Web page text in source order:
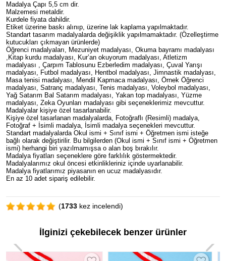
Madalya Çapı 5,5 cm dir.
Malzemesi metaldir.
Kurdele fiyata dahildir.
Etiket üzerine baskı alınıp, üzerine lak kaplama yapılmaktadır.
Standart tasarım madalyalarda değişiklik yapılmamaktadır. (Özelleştirme
kutucukları çıkmayan ürünlerde)
Öğrenci madalyaları, Mezuniyet madalyası, Okuma bayramı madalyası
,Kitap kurdu madalyası, Kur’an okuyorum madalyası, Atletizm
madalyası , Çarpım Tablosunu Ezberledim madalyası, Çuval Yarışı
madalyası, Futbol madalyası, Hentbol madalyası, Jimnastik madalyası,
Masa tenisi madalyası, Mendil Kapmaca madalyası, Örnek Öğrenci
madalyası, Satranç madalyası, Tenis madalyası, Voleybol madalyası,
Yağ Satarım Bal Satarım madalyası, Yakan top madalyası, Yüzme
madalyası, Zeka Oyunları madalyası gibi seçeneklerimiz mevcuttur.
Madalyalar kişiye özel tasarlanabilir.
Kişiye özel tasarlanan madalyalarda, Fotoğraflı (Resimli) madalya,
Fotoğraf + İsimli madalya, İsimli madalya seçenekleri mevcuttur.
Standart madalyalarda Okul ismi + Sınıf ismi + Öğretmen ismi isteğe
bağlı olarak değiştirilir. Bu bilgilerden (Okul ismi + Sınıf ismi + Öğretmen
ismi) herhangi biri yazılmamışsa o alan boş bırakılır.
Madalya fiyatları seçeneklere göre farklılık göstermektedir.
Madalyalarımız okul öncesi etkinlikleriniz içinde uyarlanabilir.
Madalya fiyatlarımız piyasanın en ucuz madalyasıdır.
En az 10 adet sipariş edilebilir.
(1733 kez incelendi)
İlginizi çekebilecek benzer ürünler